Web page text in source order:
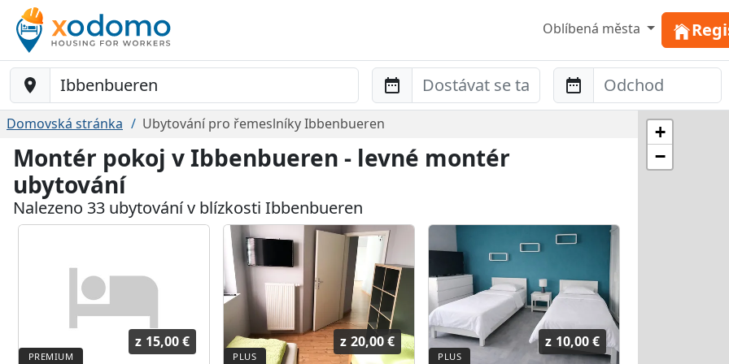
Oblíbená města
Baustelle-Location Anreise Abreise
Domovská stránka Ubytování pro řemeslníky Ibbenbueren
Montér pokoj v Ibbenbueren - levné montér
ubytování
Nalezeno 33 ubytování v blízkosti Ibbenbueren
z 15,00 € z 20,00 € z 10,00 €
+
−